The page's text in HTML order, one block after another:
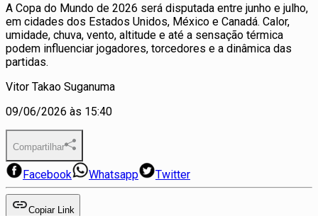
A Copa do Mundo de 2026 será disputada entre junho e julho,
em cidades dos Estados Unidos, México e Canadá. Calor,
umidade, chuva, vento, altitude e até a sensação térmica
podem influenciar jogadores, torcedores e a dinâmica das
partidas.
Vitor Takao Suganuma
09/06/2026 às 15:40
Compartilhar
Facebook Whatsapp Twitter
Copiar Link